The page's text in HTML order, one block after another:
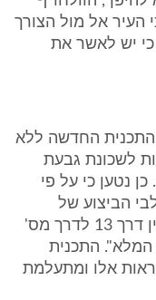
העיר אל מול הצורך
יש לאשר את
התכנית החדשה ללא
לשכונת גבעת
נטען כי על פי
762, הותנו שלבי הביצוע של
התכנית בביצוע מעבר "דו מפלסי בין דרך 13 לדרך מס'
מס' 13 ברוחבה המלא". התכנית
אלו ומתעלמת